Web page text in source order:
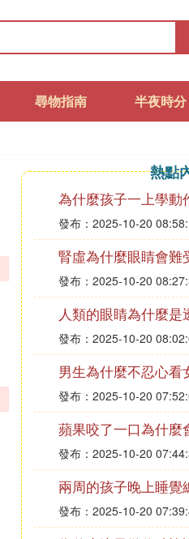
尋物指南 半夜時分
熱點
為什麼孩子一上學動
發布：2025-10-20
腎虛為什麼眼睛會難
發布：2025-10-20
人類的眼睛為什麼是
發布：2025-10-20
男生為什麼不忍心看
發布：2025-10-20
蘋果咬了一口為什麼
發布：2025-10-20
兩周的孩子晚上睡覺
發布：2025-10-20